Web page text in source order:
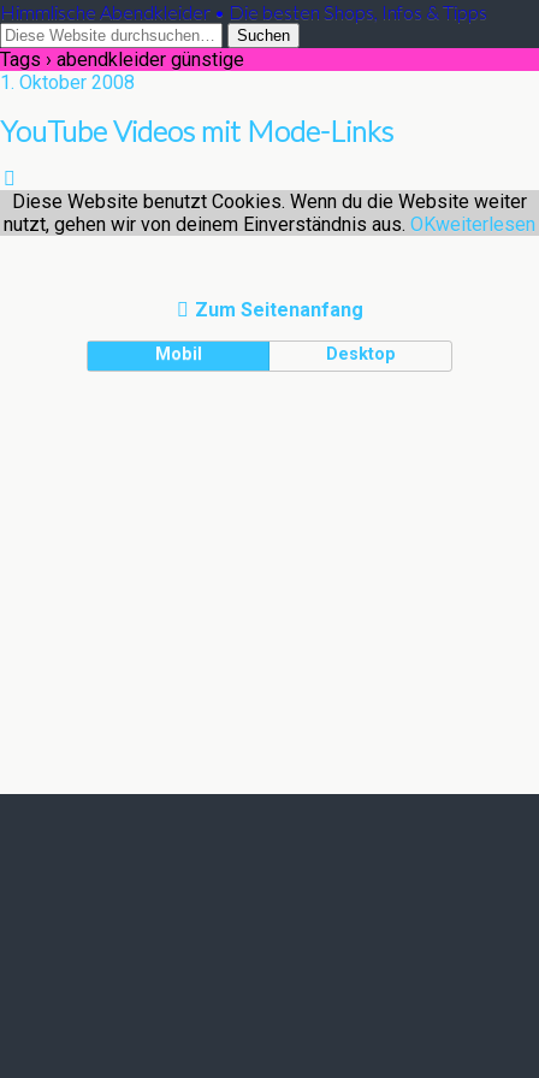
Himmlische Abendkleider • Die besten Shops, Infos & Tipps
Tags › abendkleider günstige
1. Oktober 2008
YouTube Videos mit Mode-Links
Diese Website benutzt Cookies. Wenn du die Website weiter
nutzt, gehen wir von deinem Einverständnis aus. OKweiterlesen
Zum Seitenanfang
Mobil Desktop